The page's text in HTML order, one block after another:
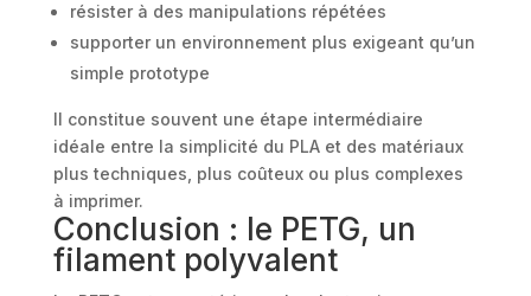
résister à des manipulations répétées
supporter un environnement plus exigeant qu’un
simple prototype
Il constitue souvent une étape intermédiaire
idéale entre la simplicité du PLA et des matériaux
plus techniques, plus coûteux ou plus complexes
à imprimer.
Conclusion : le PETG, un
filament polyvalent